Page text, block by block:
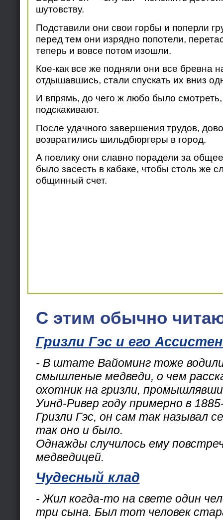
шутовству.
Подставили они свои горбы и поперли
перед тем они изрядно попотели,
теперь и вовсе потом изошли.
Кое-как все же подняли они все бревна
отдышавшись, стали спускать их вниз
И впрямь, до чего ж любо было смотреть,
подскакивают.
После удачного завершения трудов,
возвратились шильдбюргеры в город.
А поелику они славно порадели за
было засесть в кабаке, чтобы столь же
общинный счет.
С этим обычно
Гризли Гэс и его
- В штате Вайоминг тоже
смышленые медведи, о чем
охотник на гризли,
Уинд-Ривер году примерно в
Гризли Гэс, он сам так называл
так оно и было.
Однажды случилось ему
медведицей.
Чудесный клад
- Жил когда-то на свете один
три сына. Был тот человек